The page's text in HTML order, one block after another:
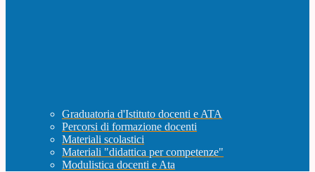
Graduatoria d'Istituto docenti e ATA
Percorsi di formazione docenti
Materiali scolastici
Materiali "didattica per competenze"
Modulistica docenti e Ata